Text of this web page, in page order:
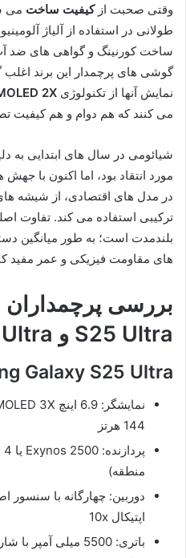
وقتی صحبت ازکیفیت ساخت می
ساخت کورنینگ و گواهی های ضد
نمایش آنها از تکنولوژی 2X
می کنند که هم دوام و هم کیفیت
شیائومی در سال های ابتدایی به
مورد انتقاد بود، اما اکنون با
در مدل های اقتصادی، از شیشه
ترکیبی استفاده می کند. تفاوت
بلندمدت است؛ به طور میانگین
های مقاومت فیزیکی و عمر مفید
S25 Ultra و Xiaomi 15 Ultra
Galaxy S25 Ultra
144 هرتز
منطقه)
اپتیکال 10x